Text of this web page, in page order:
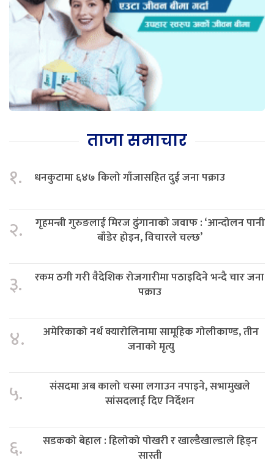
ताजा समाचार
१. धनकुटामा ६४७ किलो गाँजासहित दुई जना पक्राउ
२.
गृहमन्त्री गुरुङलाई मिरज ढुंगानाको जवाफ : ‘आन्दोलन पानी
बाँडेर होइन, विचारले चल्छ’
३.
रकम ठगी गरी वैदेशिक रोजगारीमा पठाइदिने भन्दै चार जना
पक्राउ
४.
अमेरिकाको नर्थ क्यारोलिनामा सामूहिक गोलीकाण्ड, तीन
जनाको मृत्यु
५.
संसदमा अब कालो चस्मा लगाउन नपाइने, सभामुखले
सांसदलाई दिए निर्देशन
६.
सडकको बेहाल : हिलोको पोखरी र खाल्डैखाल्डाले हिड्न
सास्ती